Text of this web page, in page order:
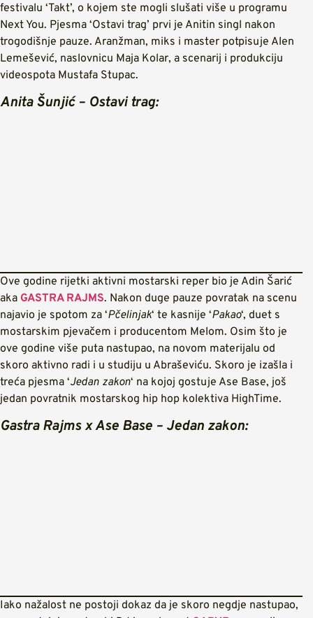
festivalu ‘Takt’, o kojem ste mogli slušati više u programu
Next You. Pjesma ‘Ostavi trag’ prvi je Anitin singl nakon
trogodišnje pauze. Aranžman, miks i master potpisuje Alen
Lemešević, naslovnicu Maja Kolar, a scenarij i produkciju
videospota Mustafa Stupac.
Anita Šunjić – Ostavi trag:
Ove godine rijetki aktivni mostarski reper bio je Adin Šarić
aka GASTRA RAJMS. Nakon duge pauze povratak na scenu
najavio je spotom za ‘Pčelinjak‘ te kasnije ‘Pakao‘, duet s
mostarskim pjevačem i producentom Melom. Osim što je
ove godine više puta nastupao, na novom materijalu od
skoro aktivno radi i u studiju u Abraševiću. Skoro je izašla i
treća pjesma ‘Jedan zakon‘ na kojoj gostuje Ase Base, još
jedan povratnik mostarskog hip hop kolektiva HighTime.
Gastra Rajms x Ase Base – Jedan zakon:
Iako nažalost ne postoji dokaz da je skoro negdje nastupao,